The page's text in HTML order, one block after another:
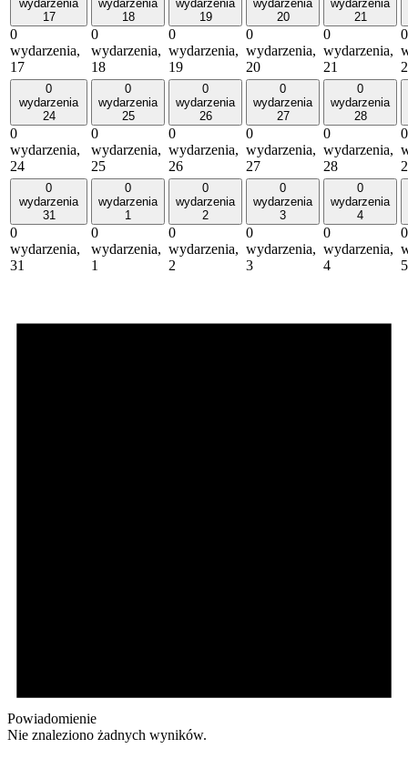
wydarzenia
17
0
wydarzenia,
17
wydarzenia
18
0
wydarzenia,
18
wydarzenia
19
0
wydarzenia,
19
wydarzenia
20
0
wydarzenia,
20
wydarzenia
21
0
wydarzenia,
21
0
0
wydarzenia
24
0
wydarzenia,
24
0
wydarzenia
25
0
wydarzenia,
25
0
wydarzenia
26
0
wydarzenia,
26
0
wydarzenia
27
0
wydarzenia,
27
0
wydarzenia
28
0
wydarzenia,
28
0
0
wydarzenia
31
0
wydarzenia,
31
0
wydarzenia
1
0
wydarzenia,
1
0
wydarzenia
2
0
wydarzenia,
2
0
wydarzenia
3
0
wydarzenia,
3
0
wydarzenia
4
0
wydarzenia,
4
0
5
Powiadomienie
Nie znaleziono żadnych wyników.